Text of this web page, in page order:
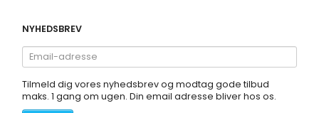
NYHEDSBREV
Email-
adresse
Tilmeld dig vores nyhedsbrev og modtag gode tilbud
maks. 1 gang om ugen. Din email adresse bliver hos os.